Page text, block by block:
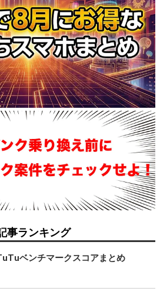
事ランキング
ベンチマークスコアまとめ